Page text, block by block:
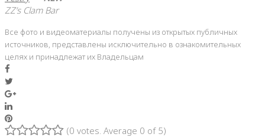
ZZ’s Clam Bar
Все фото и видеоматериалы получены из открытых публичных
источников, представлены исключительно в ознакомительных
целях и принадлежат их Владельцам
Google+
LinkedIn
Pinterest
(0 votes . Average 0 of 5)